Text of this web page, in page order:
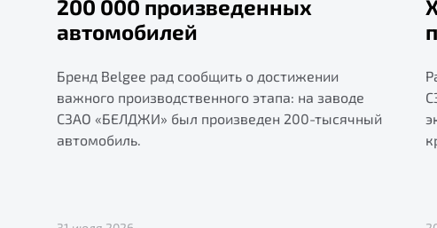
200 000 произведенных
автомобилей
Бренд Belgee рад сообщить о достижении
важного производственного этапа: на заводе
СЗАО «БЕЛДЖИ» был произведен 200-тысячный
автомобиль.